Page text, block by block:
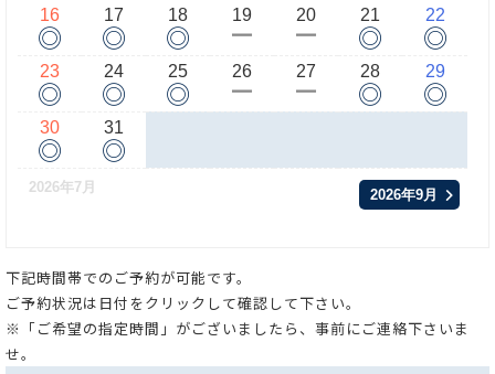
16
◎
17
◎
18
◎
19
ー
20
ー
21
◎
22
◎
23
◎
24
◎
25
◎
26
ー
27
ー
28
◎
29
◎
30
◎
31
◎
2026年7月 2026年9月
下記時間帯でのご予約が可能です。
ご予約状況は日付をクリックして確認して下さい。
※「ご希望の指定時間」がございましたら、事前にご連絡下さいま
せ。